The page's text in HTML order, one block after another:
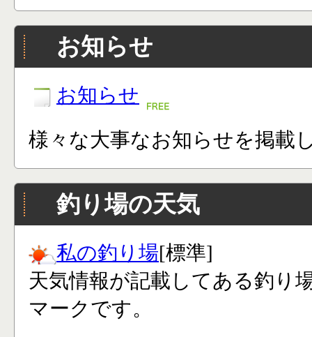
お知らせ
お知らせ
様々な大事なお知らせを掲載
釣り場の天気
私の釣り場[標準]
天気情報が記載してある釣り
マークです。